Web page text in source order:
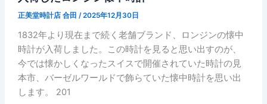
正美堂時計店 合田 /2025年12月30日
1832年より現在まで続く老舗ブランド、ロンジンの懐中
時計が入荷しました。この時計を見ると思い出すのが、
今では懐かしくなったスイスで開催されていた時計の見
本市、バーゼルワールドで飾らていた懐中時計を思い出
します。 201